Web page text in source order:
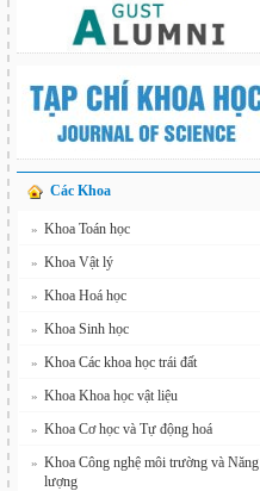
Các Khoa
» Khoa Toán học
» Khoa Vật lý
» Khoa Hoá học
» Khoa Sinh học
» Khoa Các khoa học trái đất
» Khoa Khoa học vật liệu
» Khoa Cơ học và Tự động hoá
» Khoa Công nghệ môi trường và Năng
lượng